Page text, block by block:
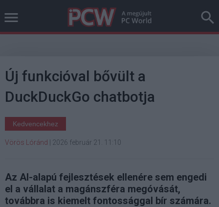
Új funkcióval bővült a
DuckDuckGo chatbotja
Kedvencekhez
Vörös Lóránd 2026 február 21. 11:10
Az AI-alapú fejlesztések ellenére sem engedi
el a vállalat a magánszféra megóvását,
továbbra is kiemelt fontossággal bír számára.